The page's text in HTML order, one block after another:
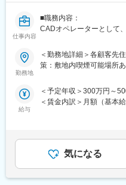
変更の範囲：会社の定める
くなんでも相談できるあ
しています。また、他の
変更の範囲：会社の定める
仕事内容
■職務内容：
CADオペレーターとして
同社の大きな魅力として
実績として、事務から
■同社の強み：
アップできるチャンスが
があるからこそ実現でき
建築事務所も開設してお
低コスト等への対応とし
勤務地
＜勤務地詳細＞各顧客先
策：敷地内喫煙可能場所
給与
＜予定年収＞300万円～
＜賃金内訳＞月額（基本
あくまでも目安の金額で
ります。月給(月額)は固
気になる